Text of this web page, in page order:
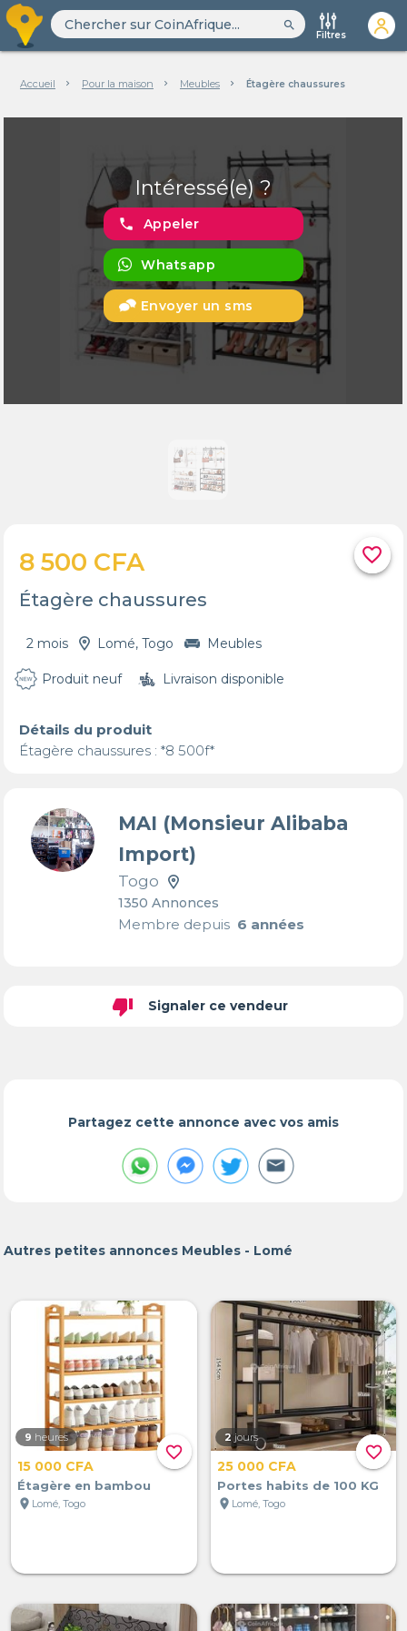
search
Filtres
Accueil Pour la maison Meubles Étagère chaussures
Intéressé(e) ?
phone Appeler
Whatsapp
Envoyer un sms
favorite_border
8 500 CFA
Étagère chaussures
2 mois Lomé, Togo Meubles
Produit neuf Livraison disponible
Détails du produit
Étagère chaussures : *8 500f*
MAI (Monsieur Alibaba
Import)
Togo
1350 Annonces
Membre depuis6 années
thumb_down Signaler ce vendeur
Partagez cette annonce avec vos amis
Autres petites annonces Meubles - Lomé
favorite_border
9 heures
15 000 CFA
Étagère en bambou
location_on Lomé, Togo
favorite_border
2 jours
25 000 CFA
Portes habits de 100 KG
location_on Lomé, Togo